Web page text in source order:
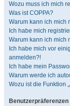
Wozu muss ich mich
Was ist COPPA?
Warum kann ich mich
Ich habe mich
Warum kann ich mich
Ich habe mich vor
anmelden?!
Ich habe mein
Warum werde ich
Wozu ist die Funktion